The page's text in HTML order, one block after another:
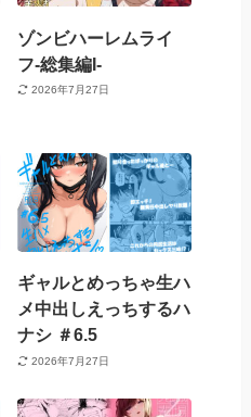
ゾンビハーレムライ
フ‐総集編I-
2026年7月27日
ギャルとめっちゃ生ハ
メ中出しえっちするハ
ナシ ＃6.5
2026年7月27日